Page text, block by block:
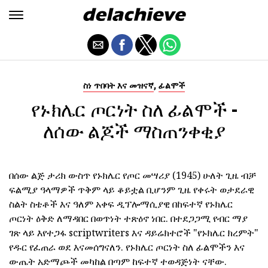
ስነ ጥበባት እና መዝናኛ, ፊልሞች
የኑክሌር ጦርነት ስለ ፊልሞች -
ለሰው ልጆች ማስጠንቀቂያ
በሰው ልጅ ታሪክ ውስጥ የኑክሌር የጦር መሣሪያ (1945) ሁለት ጊዜ ብቻ
ፍልሚያ ዓላማዎች ጥቅም ላይ ቆይቷል ቢሆንም ጊዜ የቀሩት ወታደራዊ
ስልት ስቴቶች እና ዓለም አቀፍ ዲፕሎማሲያዊ በከፍተኛ የኑክሌር
ጦርነት ዕቅድ ለማዳበር በወጥነት ተጽዕኖ ነበር. በተደጋጋሚ የብር ማያ
ገጽ ላይ እየተጋፋ scriptwriters እና ዳይሬክተሮች "የኑክሌር ክረምት"
የዱር የፈጠራ ወደ እናመሰግናለን. የኑክሌር ጦርነት ስለ ፊልሞችን እና
ውጤት አድማጮች መካከል በጣም ከፍተኛ ተወዳጅነት ናቸው.